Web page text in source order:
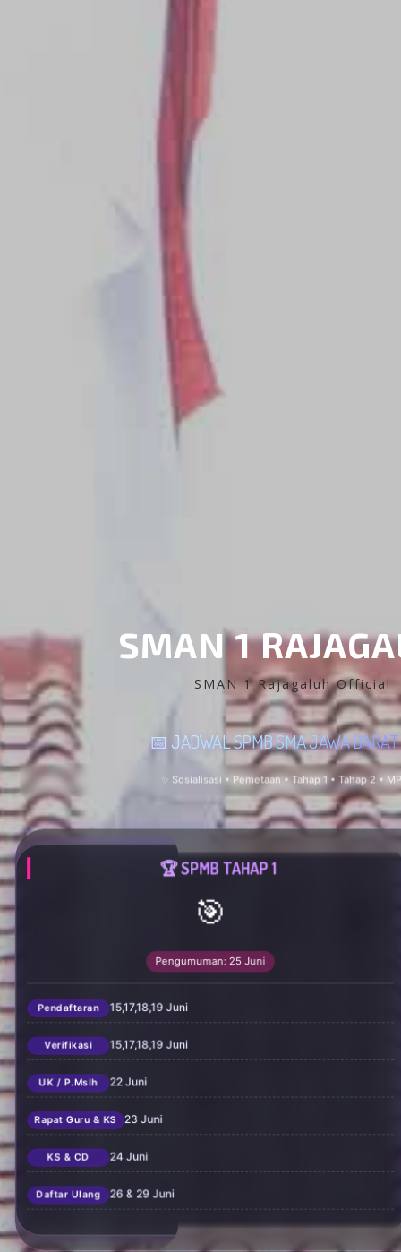
SMAN 1
SMAN 1 Rajagaluh Official
📅 JADWAL SPMB SMA JAWA
✨ Sosialisasi • Pemetaan • Tahap 1 • Tahap 2 •
🏆 SPMB TAHAP 1
🎯
Pengumuman: 25 Juni
Pendaftaran 15,17,18,19 Juni
Verifikasi 15,17,18,19 Juni
UK / P.Mslh 22 Juni
Rapat Guru & KS 23 Juni
KS & CD 24 Juni
Daftar Ulang 26 & 29 Juni